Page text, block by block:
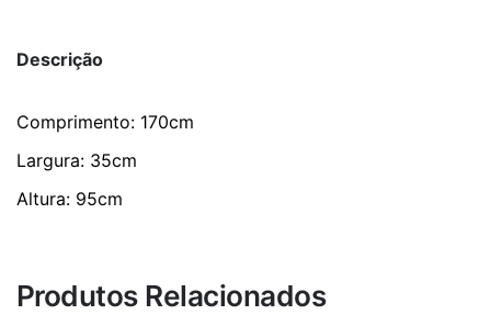
Descrição
Comprimento: 170cm
Largura: 35cm
Altura: 95cm
Produtos Relacionados